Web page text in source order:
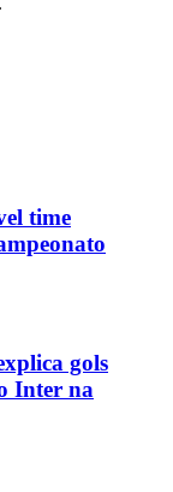
time
gols
Inter na